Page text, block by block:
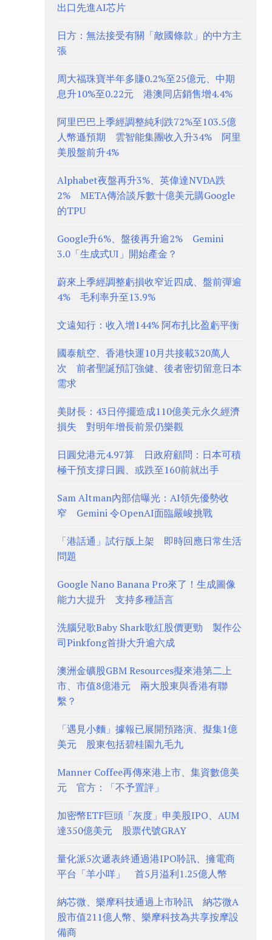
出口先進AI芯片
日方：無法接受有關「敵國條款」的中方主
張
周大福珠寶半年多賺0.2%至25億元、中期
息升10%至0.22元 港澳同店銷售增4.4%
阿里巴巴上季經調整純利跌72%至103.5億
人幣遜預期 雲智能集團收入升34% 阿里
美股盤前升4%
Alphabet夜盤再升3%、英偉達NVDA跌
2% META傳洽談斥數十億美元購Google
的TPU
Google升6%、盤後再升逾2% Gemini
3.0「生成式UI」開始產金？
蔚來上季經調整虧損收窄近四成、盤前彈逾
4% 毛利率升至13.9%
文遠知行：收入增144% 阿布扎比盈虧平衡
國泰航空、香港快運10月共接載320萬人
次 前者聖誕預訂強健、後者密切留意日本
需求
美財長：43日停擺造成110億美元永久經濟
損失 對明年增長前景仍樂觀
日圓兌港元4.97算 日政府顧問：日本可積
極干預支撐日圓、或跌至160前就出手
Sam Altman內部信曝光：AI領先優勢收
窄 Gemini 令OpenAI面臨嚴峻挑戰
「港話通」試行版上架 即時回應日常生活
問題
Google Nano Banana Pro來了！生成圖像
能力大提升 支持多種語言
洗腦兒歌Baby Shark歌紅股價更勁 製作公
司Pinkfong首掛大升逾六成
澳洲金礦股GBM Resources擬來港第二上
市、市值8億港元 兩大股東與香港有聯
繫？
「遇見小麵」據報已展開預路演、擬集1億
美元 股東包括碧桂園九毛九
Manner Coffee再傳來港上市、集資數億美
元 官方：「不予置評」
加密幣ETF巨頭「灰度」申美股IPO、AUM
達350億美元 股票代號GRAY
量化派5次遞表終通過港IPO聆訊、擁電商
平台「羊小咩」 首5月溢利1.25億人幣
納芯微、樂摩科技通過上市聆訊 納芯微A
股市值211億人幣、樂摩科技為共享按摩設
備商